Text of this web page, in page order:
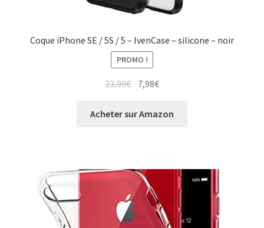
Coque iPhone SE / 5S / 5 – IvenCase – silicone – noir
PROMO !
23,99€ 7,98€
Acheter sur Amazon